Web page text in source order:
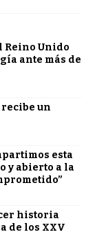
Reino Unido
ante más de
un
esta
y abierto a la
historia
de los XXV